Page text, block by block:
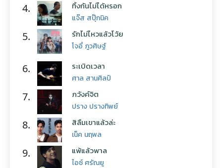
4. ทิ้งกันไม่ได้หรอก
แจ๊ส สปุ๊กนิค
5. รักไม่ไหวแล้วโว้ย
โจอี้ ภูวศิษฐ์
6. ระเบิดเวลา
ศาล สานศิลป์
7. ภวังค์จิต
ปราง ปรางทิพย์
8. สิลืมเขาแล้วล่ะ
เน็ค นฤพล
9. แพ้แล้วพาล
ไอซ์ ศรัณยู